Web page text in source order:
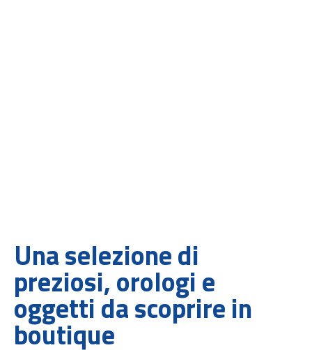
Una selezione di
preziosi, orologi e
oggetti da scoprire in
boutique